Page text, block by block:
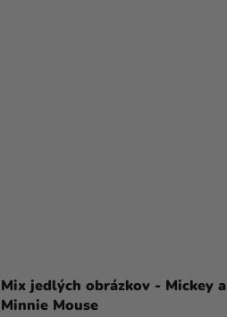
Mix jedlých obrázkov - Mickey a
Minnie Mouse